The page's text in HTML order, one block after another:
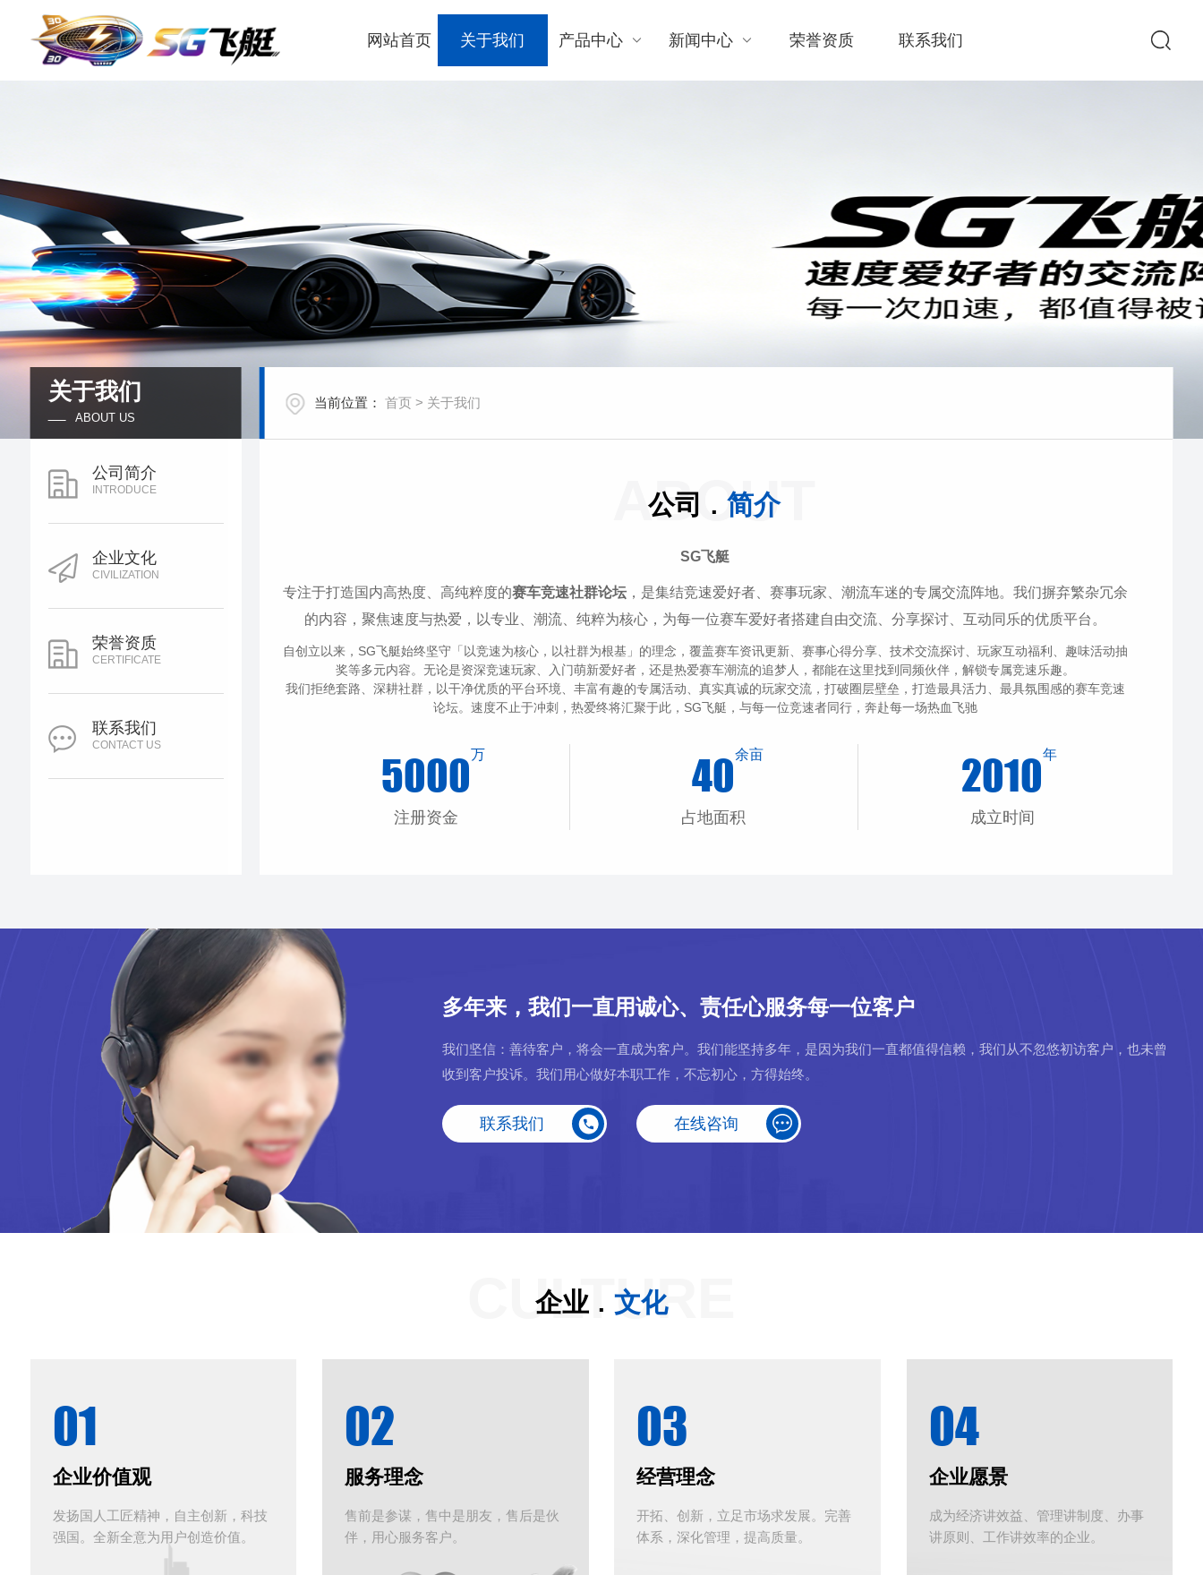
网站首页 关于我们 产品中心 新闻中心 荣誉资质 联系我们
关于我们
ABOUT US
当前位置： 首页 > 关于我们
公司简介
INTRODUCE
企业文化
CIVILIZATION
荣誉资质
CERTIFICATE
联系我们
CONTACT US
ABOUT
公司 . 简介
SG飞艇
专注于打造国内高热度、高纯粹度的赛车竞速社群论坛，是集结竞速爱好者、赛事玩家、潮流车迷的专属交流阵地。我们摒弃繁杂冗余
的内容，聚焦速度与热爱，以专业、潮流、纯粹为核心，为每一位赛车爱好者搭建自由交流、分享探讨、互动同乐的优质平台。
自创立以来，SG飞艇始终坚守「以竞速为核心，以社群为根基」的理念，覆盖赛车资讯更新、赛事心得分享、技术交流探讨、玩家互动福利、趣味活动抽
奖等多元内容。无论是资深竞速玩家、入门萌新爱好者，还是热爱赛车潮流的追梦人，都能在这里找到同频伙伴，解锁专属竞速乐趣。
我们拒绝套路、深耕社群，以干净优质的平台环境、丰富有趣的专属活动、真实真诚的玩家交流，打破圈层壁垒，打造最具活力、最具氛围感的赛车竞速
论坛。速度不止于冲刺，热爱终将汇聚于此，SG飞艇，与每一位竞速者同行，奔赴每一场热血飞驰
5000万
注册资金
40余亩
占地面积
2010年
成立时间
多年来，我们一直用诚心、责任心服务每一位客户
我们坚信：善待客户，将会一直成为客户。我们能坚持多年，是因为我们一直都值得信赖，我们从不忽悠初访客户，也未曾
收到客户投诉。我们用心做好本职工作，不忘初心，方得始终。
联系我们 在线咨询
CULTURE
企业 . 文化
01
企业价值观
发扬国人工匠精神，自主创新，科技
强国。全新全意为用户创造价值。
02
服务理念
售前是参谋，售中是朋友，售后是伙
伴，用心服务客户。
03
经营理念
开拓、创新，立足市场求发展。完善
体系，深化管理，提高质量。
04
企业愿景
成为经济讲效益、管理讲制度、办事
讲原则、工作讲效率的企业。